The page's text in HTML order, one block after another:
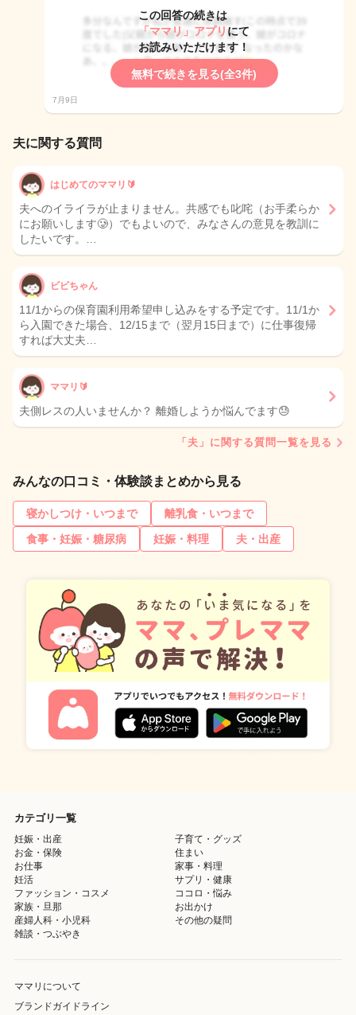
この回答の続きは
「ママリ」アプリ にて
お読みいただけます！
無料で続きを見る(全3件)
7月9日
夫に関する質問
はじめてのママリ🔰
夫へのイライラが止まりません。共感でも叱咤（お手柔らか
にお願いします🥲）でもよいので、みなさんの意見を教訓に
したいです。…
ビビちゃん
11/1からの保育園利用希望申し込みをする予定です。11/1か
ら入園できた場合、12/15まで（翌月15日まで）に仕事復帰
すれば大丈夫…
ママリ🔰
夫側レスの人いませんか？ 離婚しようか悩んでます😓
「夫」に関する質問一覧を見る
みんなの口コミ・体験談まとめから見る
寝かしつけ・いつまで
離乳食・いつまで
食事・妊娠・糖尿病
妊娠・料理 夫・出産
カテゴリ一覧
妊娠・出産
子育て・グッズ
お金・保険
住まい
お仕事
家事・料理
妊活
サプリ・健康
ファッション・コスメ
ココロ・悩み
家族・旦那
お出かけ
産婦人科・小児科
その他の疑問
雑談・つぶやき
ママリについて
ブランドガイドライン